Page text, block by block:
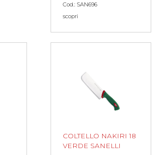
Cod.: SAN696
scopri
COLTELLO NAKIRI 18
VERDE SANELLI